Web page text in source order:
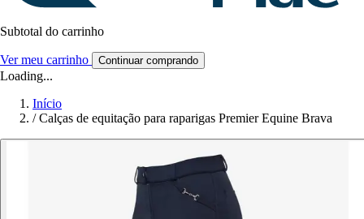
Subtotal do carrinho
Ver meu carrinho Continuar comprando
Loading...
Início
/ Calças de equitação para raparigas Premier Equine Brava